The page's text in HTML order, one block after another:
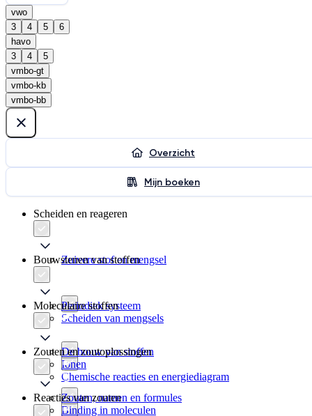
vwo
3
4 5
6
havo
3
4
5
vmbo-gt
vmbo-kb
vmbo-bb
Overzicht
Mijn boeken
Scheiden en reageren
Zuivere stof en mengsel
Scheiden van mengsels
Chemische reacties en energiediagram
Bouwstenen van stoffen
Periodiek systeem
Ionen
Moleculaire stoffen
De bouw van stoffen
Binding in moleculen
Zouten en zoutoplossingen
Zouten, namen en formules
Reacties van zouten